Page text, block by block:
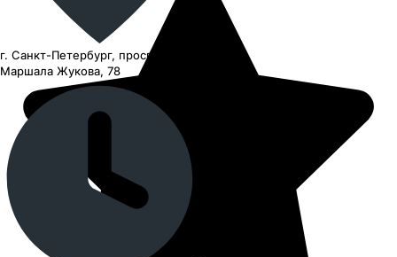
г. Санкт-Петербург, проспект
Маршала Жукова, 78